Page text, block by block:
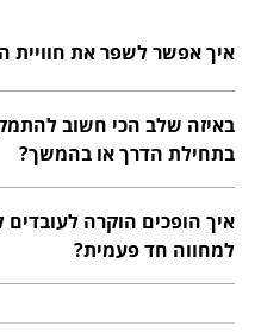
איך אפשר לשפר את חוויית
תודה, או שיתוף בהצלחות
אותם – זו חוויה חיובית בפני
באיזה שלב הכי חשוב
בתחילת הדרך או בהמשך?
פיתוח מקצועי והוקרה לאורך
החיובית לאורך כל הדרך.
איך הופכים הוקרה
למחווה חד פעמית?
מייל קצר עם מילה טובה –